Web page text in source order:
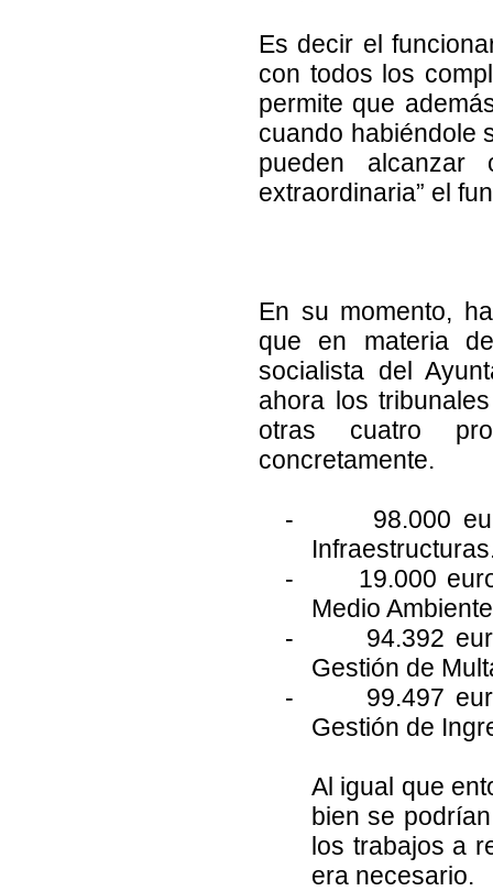
Es decir el
con todos los
permite que
cuando habiéndole
pueden alcanzar
extraordinaria” el
En su momento,
que en materia
socialista del
ahora los
otras cuatro
concretamente.
-
98.000
-
19.000
Medio
-
94.392
Gestión de
-
99.497
Gestión de
Al igual que
bien se
los trabajos a
era necesario.